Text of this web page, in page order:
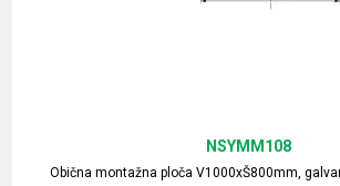
Obična montažna ploča V1000xŠ800mm,
NSYMM108